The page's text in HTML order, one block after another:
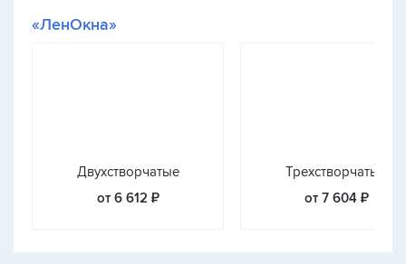
«ЛенОкна»
Двухстворчатые
от 6 612 ₽
Трехстворчатые
от 7 604 ₽